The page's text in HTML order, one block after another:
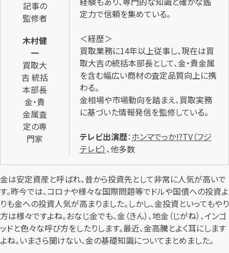
カンタン無料
記事の
監修者
木村健
一
買取大
吉 統括
本部長
金・貴
金属査
定の専
門家
定力で信頼を集めている。
＜経歴＞
買取業務に14年以上従事し、現在は買
取大吉の統括本部長として、金・貴金属
を含む幅広い商材の査定品質向上に携
わる。
金相場や市場動向を踏まえ、買取実務
に基づいた情報発信を監修している。
テレビ出演歴：ホンマでっか!?TV（フジ
テレビ） 、他多数
金は安定資産と呼ばれ、昔から投資先として非常に人気が高いで
す。昨今では、コロナや様々な国際問題等でドルや国債への投資よ
りも金への投資人気が高まりました。しかし、金投資といってもやり
方は様々ですよね。おなじ金でも、金（きん）、地金（じがね）、インゴ
ッドと色々な呼び方をしたりします。最近、金高騰とよく耳にします
よね。いまさら聞けない、金の基礎知識についてまとめました。